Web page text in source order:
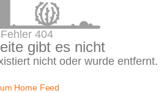
Fehler 404
gibt es nicht
nicht oder wurde entfernt.
Home Feed